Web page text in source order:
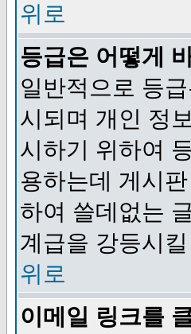
위로
등급은 어떻게
일반적으로 등
시되며 개인 정
시하기 위하여
용하는데 게시
하여 쓸데없는
계급을 강등시
위로
이메일 링크를